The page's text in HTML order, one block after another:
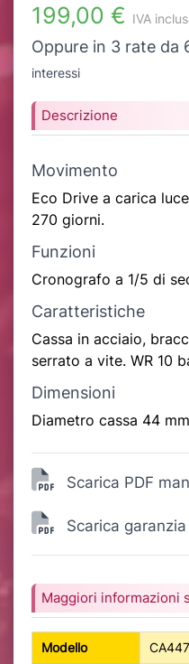
199,00 € IVA
Oppure in 3 rate da
interessi
Descrizione
Movimento
Eco Drive a carica
270 giorni.
Funzioni
Cronografo a 1/5 di
Caratteristiche
Cassa in acciaio,
serrato a vite. WR 10
Dimensioni
Diametro cassa 44 mm
Scarica PDF
Scarica garanzia
Maggiori informazioni
Modello